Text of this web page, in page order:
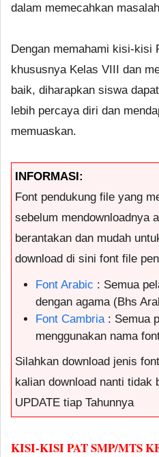
dalam memecahkan
Dengan memahami kisi-kisi
khususnya Kelas VIII dan
baik, diharapkan siswa
lebih percaya diri dan
memuaskan.
INFORMASI:
Font pendukung file yang
sebelum mendownloadnya
berantakan dan mudah
download di sini font file
Font Arabic : Semua
dengan agama (Bhs
Font Cambria : Semua
menggunakan nama
Silahkan download jenis
kalian download nanti tidak
UPDATE tiap Tahunnya
KISI-KISI PAT SMP/MTS